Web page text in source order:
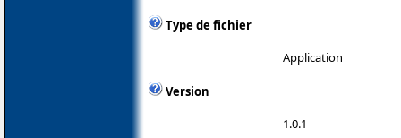
Type de fichier
Application
Version
1.0.1